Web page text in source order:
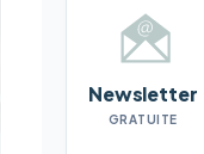
Newsletter
GRATUITE